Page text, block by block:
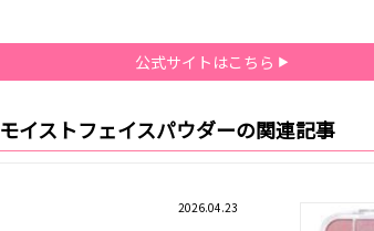
公式サイトはこちら
イストフェイスパウダーの関連記事
2026.04.23